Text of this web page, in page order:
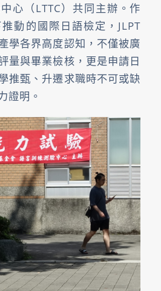
心（LTTC）共同主辦。作
動的國際日語檢定，JLPT
學各界高度認知，不僅被廣
量與畢業檢核，更是申請日
推甄、升遷求職時不可或缺
證明。